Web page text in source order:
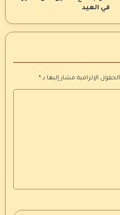
في العيد
الحقول الإلزامية مشار إليها بـ *